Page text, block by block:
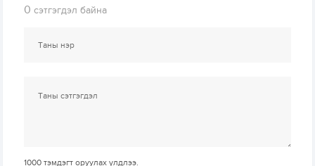
0 сэтгэгдэл байна
1000 тэмдэгт оруулах үлдлээ.